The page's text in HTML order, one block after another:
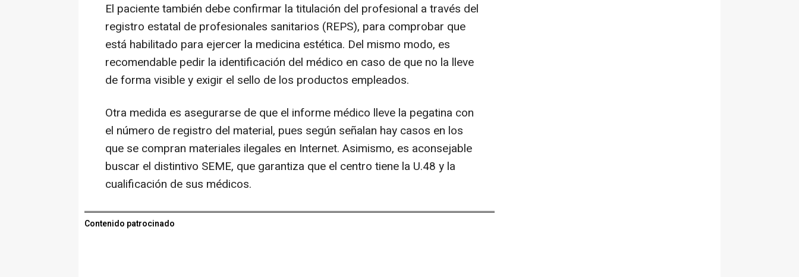
El paciente también debe confirmar la titulación del profesional a través del
registro estatal de profesionales sanitarios (REPS), para comprobar que
está habilitado para ejercer la medicina estética. Del mismo modo, es
recomendable pedir la identificación del médico en caso de que no la lleve
de forma visible y exigir el sello de los productos empleados.
Otra medida es asegurarse de que el informe médico lleve la pegatina con
el número de registro del material, pues según señalan hay casos en los
que se compran materiales ilegales en Internet. Asimismo, es aconsejable
buscar el distintivo SEME, que garantiza que el centro tiene la U.48 y la
cualificación de sus médicos.
Contenido patrocinado